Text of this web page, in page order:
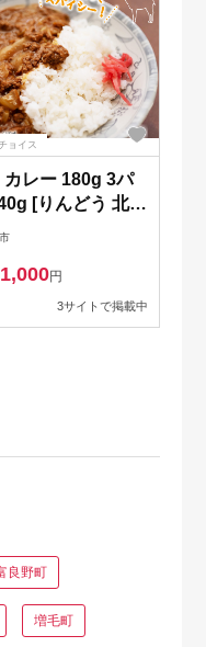
ョイス
カレー 180g 3パ
[りんどう 北海
01227an006]
カ肉 しか肉
円
3サイトで掲載中
良野町
増毛町